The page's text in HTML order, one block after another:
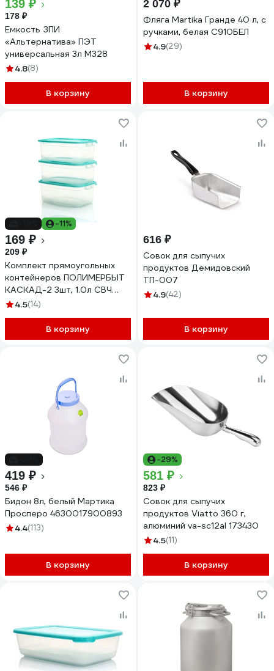
139 ₽
178 ₽
Емкость ЗПИ
«Альтернатива» ПЭТ
универсальная 3л М328
4.8(8)
В корзину
2 070 ₽
Фляга Martika Гранде 40 л, с
ручками, белая С910БЕЛ
4.9(29)
В корзину
-11%
169 ₽
209 ₽
Комплект прямоугольных
контейнеров ПОЛИМЕРБЫТ
КАСКАД-2 3шт, 1.0л СВЧ
4357001
4.5(14)
В корзину
616 ₽
Совок для сыпучих
продуктов Демидовский
ТП-007
4.9(42)
В корзину
419 ₽
546 ₽
Бидон 8л, белый Мартика
Просперо 4630017900893
4.4(113)
В корзину
-29%
581 ₽
823 ₽
Совок для сыпучих
продуктов Viatto 360 г,
алюминий va-sc12al 173430
4.5(11)
В корзину